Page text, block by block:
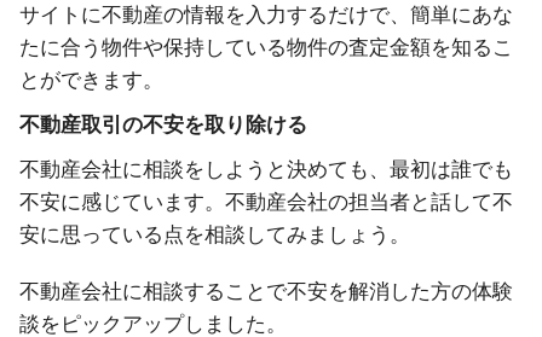
サイトに不動産の情報を入力するだけで、簡単にあな
たに合う物件や保持している物件の査定金額を知るこ
とができます。
不動産取引の不安を取り除ける
不動産会社に相談をしようと決めても、最初は誰でも
不安に感じています。不動産会社の担当者と話して不
安に思っている点を相談してみましょう。
不動産会社に相談することで不安を解消した方の体験
談をピックアップしました。